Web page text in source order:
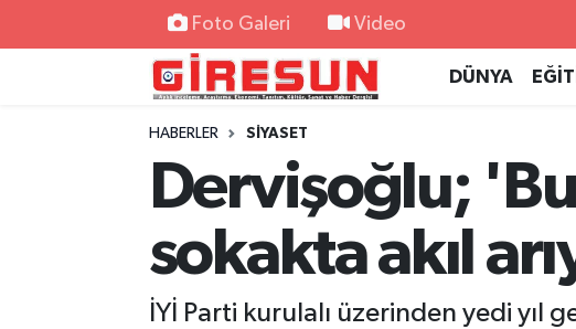
Foto Galeri Video
DÜNYA
HABERLER SİYASET
Dervişoğlu;
sokakta akıl
İYİ Parti kurulalı üzerinden yedi yıl
Hava Durumu
Trafik Durumu
Süper Lig Puan Durumu ve Fikstür
Tüm Manşetler
Son Dakika Haberleri